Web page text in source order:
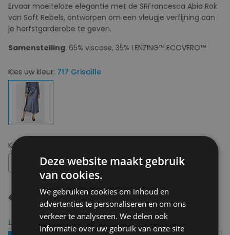
Ervaar moeiteloze elegantie met de SRFrancesca Abia Rok
van Soft Rebels, ontworpen om een ​​vleugje verfijning aan
je herfstgarderobe te geven.
Samenstelling: 65% viscose, 35% LENZING™ ECOVERO™
Kies uw kleur: 717 Grisaille
Kies uw maat:
€ 89,95 € 62,97
Levering 2-3 Werkdagen
Deze website maakt gebruik
van cookies.
We gebruiken cookies om inhoud en
advertenties te personaliseren en om ons
verkeer te analyseren. We delen ook
informatie over uw gebruik van onze site